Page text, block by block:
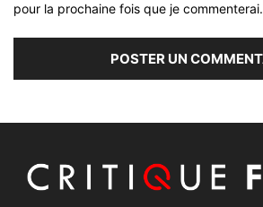
pour la prochaine fois que je commenterai.